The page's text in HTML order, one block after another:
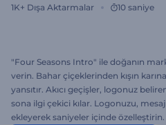
1K+ Dışa Aktarmalar 10 saniye
"Four Seasons Intro" ile doğanın
verin. Bahar çiçeklerinden kışın
yansıtır. Akıcı geçişler, logonuz
sona ilgi çekici kılar. Logonuzu,
ekleyerek saniyeler içinde